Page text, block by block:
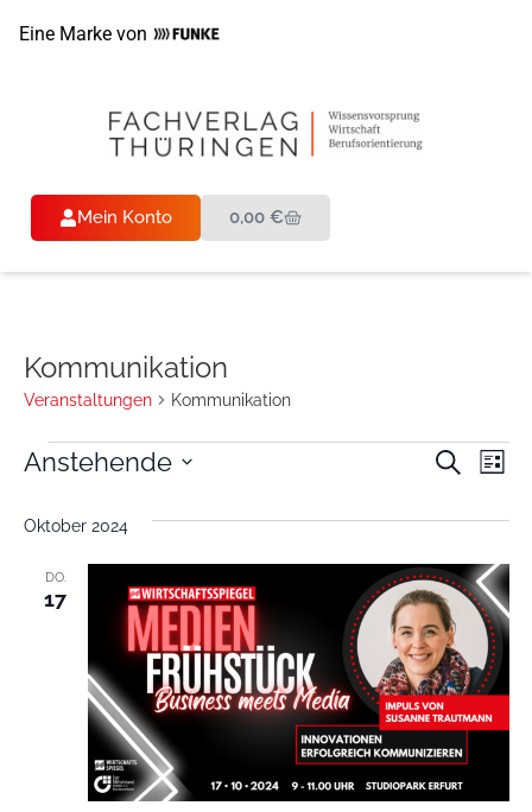
Eine Marke von
Mein Konto 0,00 €
Kommunikation
Veranstaltungen Kommunikation
und
Suche
Liste
Anstehende
Oktober 2024
DO.
17